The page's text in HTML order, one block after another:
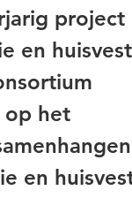
project
en
op het
en